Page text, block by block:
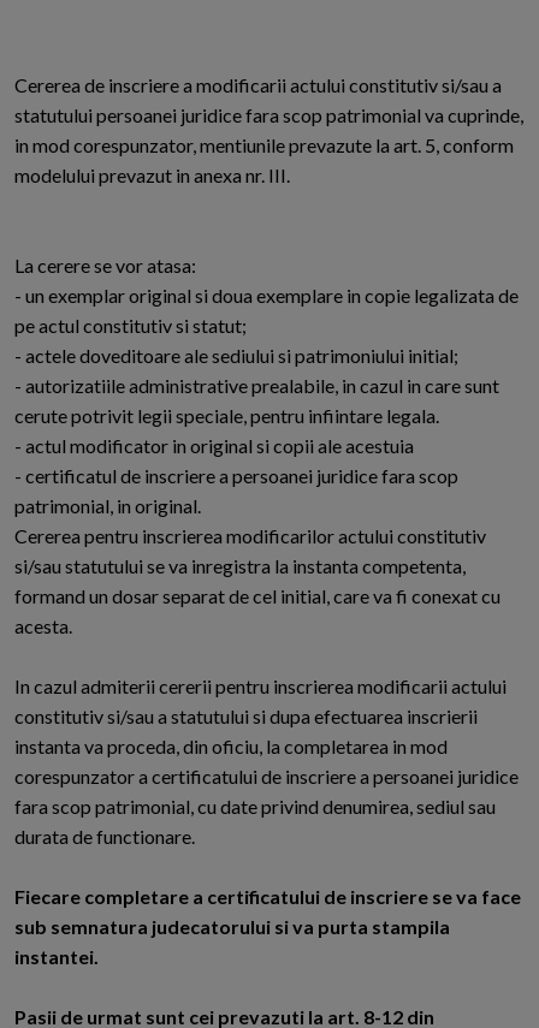
Cererea de inscriere a modificarii actului constitutiv si/sau a
statutului persoanei juridice fara scop patrimonial va cuprinde,
in mod corespunzator, mentiunile prevazute la art. 5, conform
modelului prevazut in anexa nr. III.
La cerere se vor atasa:
- un exemplar original si doua exemplare in copie legalizata de
pe actul constitutiv si statut;
- actele doveditoare ale sediului si patrimoniului initial;
- autorizatiile administrative prealabile, in cazul in care sunt
cerute potrivit legii speciale, pentru infiintare legala.
- actul modificator in original si copii ale acestuia
- certificatul de inscriere a persoanei juridice fara scop
patrimonial, in original.
Cererea pentru inscrierea modificarilor actului constitutiv
si/sau statutului se va inregistra la instanta competenta,
formand un dosar separat de cel initial, care va fi conexat cu
acesta.
In cazul admiterii cererii pentru inscrierea modificarii actului
constitutiv si/sau a statutului si dupa efectuarea inscrierii
instanta va proceda, din oficiu, la completarea in mod
corespunzator a certificatului de inscriere a persoanei juridice
fara scop patrimonial, cu date privind denumirea, sediul sau
durata de functionare.
Fiecare completare a certificatului de inscriere se va face
sub semnatura judecatorului si va purta stampila
instantei.
Pasii de urmat sunt cei prevazuti la art. 8-12 din